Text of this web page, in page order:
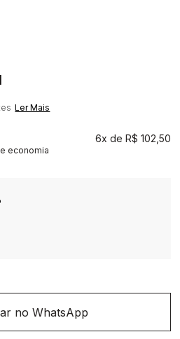
Ler Mais
economia
6x R$ 102,50